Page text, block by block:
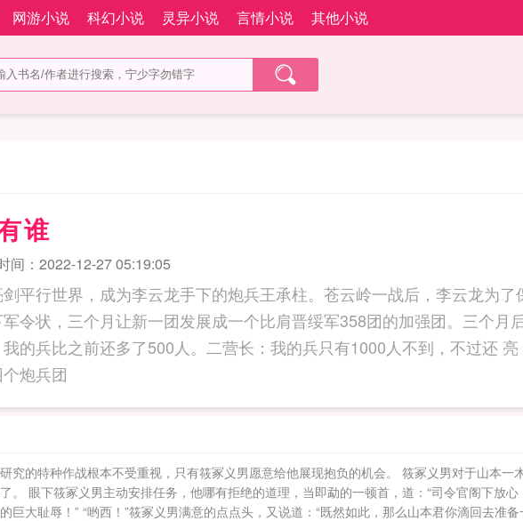
网游小说 科幻小说 灵异小说 言情小说 其他小说
谁
间：2022-12-27 05:19:05
平行世界，成为李云龙手下的炮兵王承柱。苍云岭一战后，李云龙为了
令状，三个月让新一团发展成一个比肩晋绥军358团的加强团。三个月
的兵比之前还多了500人。二营长：我的兵只有1000人不到，不过还 亮
炮兵团
究的特种作战根本不受重视，只有筱冢义男愿意给他展现抱负的机会。 筱冢义男对于山本一
眼下筱冢义男主动安排任务，他哪有拒绝的道理，当即勐的一顿首，道：“司令官阁下放心
大耻辱！” “哟西！”筱冢义男满意的点点头，又说道：“既然如此，那么山本君你滴回去准备